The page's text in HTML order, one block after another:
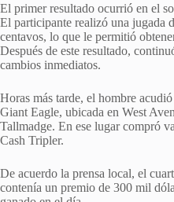
El primer resultado ocurrió en el
El participante realizó una jugada
centavos, lo que le permitió
Después de este resultado,
cambios inmediatos.
Horas más tarde, el hombre
Giant Eagle, ubicada en West
Tallmadge. En ese lugar compró
Cash Tripler.
De acuerdo la prensa local, el
contenía un premio de 300 mil